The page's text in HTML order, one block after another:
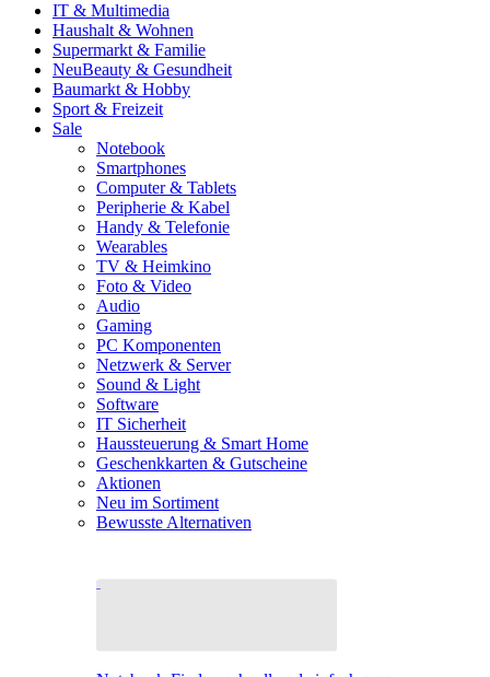
IT & Multimedia
Haushalt & Wohnen
Supermarkt & Familie
NeuBeauty & Gesundheit
Baumarkt & Hobby
Sport & Freizeit
Sale
Notebook
Smartphones
Computer & Tablets
Peripherie & Kabel
Handy & Telefonie
Wearables
TV & Heimkino
Foto & Video
Audio
Gaming
PC Komponenten
Netzwerk & Server
Sound & Light
Software
IT Sicherheit
Haussteuerung & Smart Home
Geschenkkarten & Gutscheine
Aktionen
Neu im Sortiment
Bewusste Alternativen